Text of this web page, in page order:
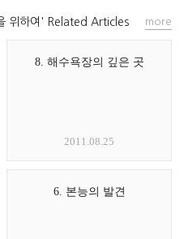
위하여' Related Articles
8. 해수욕장의 깊은 곳
2011.08.25
6. 본능의 발견
more